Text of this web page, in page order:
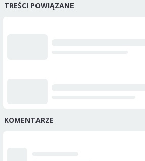
TREŚCI POWIĄZANE
KOMENTARZE